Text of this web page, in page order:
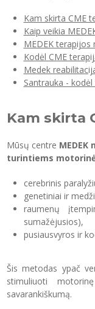
Kam skirta CME
Kaip veikia
MEDEK terapijos
Kodėl CME
Medek
Santrauka -
Kam skirta
Mūsų centre MEDEK
turintiems
cerebrinis
genetiniai ir
raumenų
sumažėjusios),
pusiausvyros ir
Šis metodas ypač
stimuliuoti
savarankiškumą.